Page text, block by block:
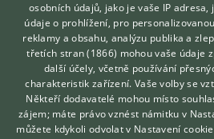
O nás
Kontakt
Možnosti zvýraznění
Podmínky
Zpracování
osobních údajů, jako je vaše IP
údaje o prohlížení, pro
reklamy a obsahu, analýzu publika a
třetích stran (1866) mohou vaše údaje
další účely, včetně používání
charakteristik zařízení. Vaše volby se
Někteří dodavatelé mohou místo
zájem; máte právo vznést námitku v
můžete kdykoli odvolat v Nastavení